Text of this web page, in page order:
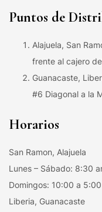
Puntos de
Alajuela, San
frente al cajero
Guanacaste,
#6 Diagonal a la
Horarios
San Ramon, Alajuela
Lunes – Sábado: 8:30
Domingos: 10:00 a
Liberia, Guanacaste